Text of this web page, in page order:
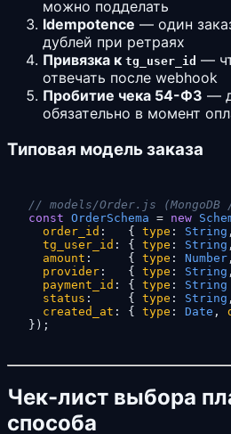
можно подделать
Idempotence — один
дублей при ретраях
Привязка к tg_user_id —
отвечать после webhook
Пробитие чека 54-ФЗ —
обязательно в момент
Типовая модель заказа
// models/Order.js (MongoDB /
const OrderSchema = new
order_id :   { type : String
tg_user_id : { type : String
amount :     { type : Number
provider :   { type : String
payment_id : { type : String
status :     { type : String
created_at : { type : Date ,
});
Чек-лист выбора
способа